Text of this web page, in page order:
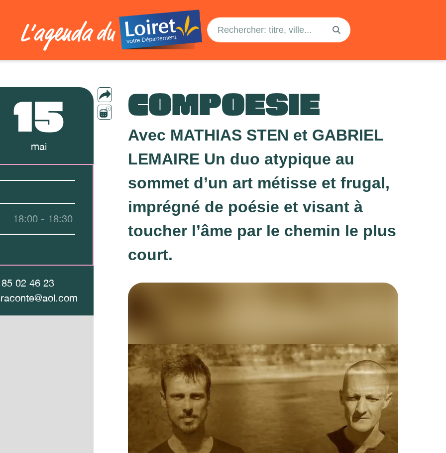
COMPOESIE
15
mai
18:00 - 18:30
02 46 23
Avec MATHIAS STEN et GABRIEL
LEMAIRE Un duo atypique au
sommet d’un art métisse et frugal,
imprégné de poésie et visant à
toucher l’âme par le chemin le plus
court.